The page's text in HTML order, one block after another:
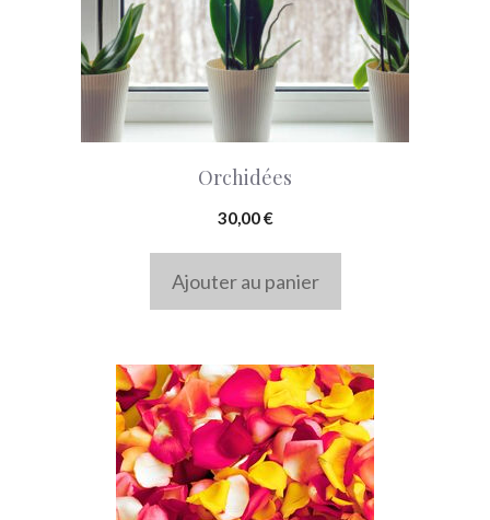
Orchidées
30,00€
Ajouter au panier